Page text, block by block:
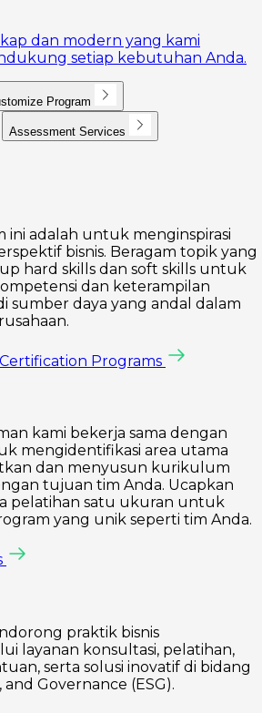
dan modern yang kami
setiap kebutuhan Anda.
Program
Assessment Services
ini adalah untuk menginspirasi
bisnis. Beragam topik yang
hard skills dan soft skills untuk
dan keterampilan
sumber daya yang andal dalam
Certification Programs
kami bekerja sama dengan
mengidentifikasi area utama
dan menyusun kurikulum
tujuan tim Anda. Ucapkan
pelatihan satu ukuran untuk
yang unik seperti tim Anda.
praktik bisnis
layanan konsultasi, pelatihan,
serta solusi inovatif di bidang
Governance (ESG).